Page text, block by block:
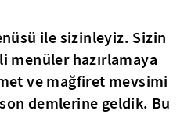
ile sizinleyiz. Sizin
hazırlamaya
ve mağfiret mevsimi
demlerine geldik. Bu